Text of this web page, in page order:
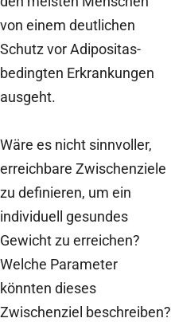
von einem deutlichen
Schutz vor Adipositas-
bedingten Erkrankungen
ausgeht.
Wäre es nicht sinnvoller,
erreichbare Zwischenziele
zu definieren, um ein
individuell gesundes
Gewicht zu erreichen?
Welche Parameter
könnten dieses
Zwischenziel beschreiben?